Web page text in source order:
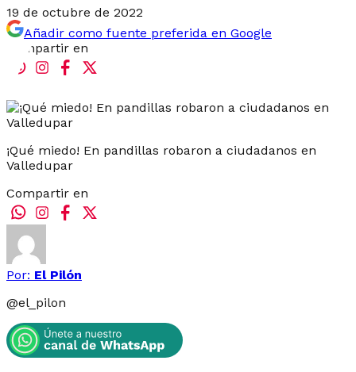
19 de octubre de 2022
Añadir como fuente preferida en Google
Compartir en
¡Qué miedo! En pandillas robaron a ciudadanos en
Valledupar
Compartir en
Por: El Pilón
@el_pilon